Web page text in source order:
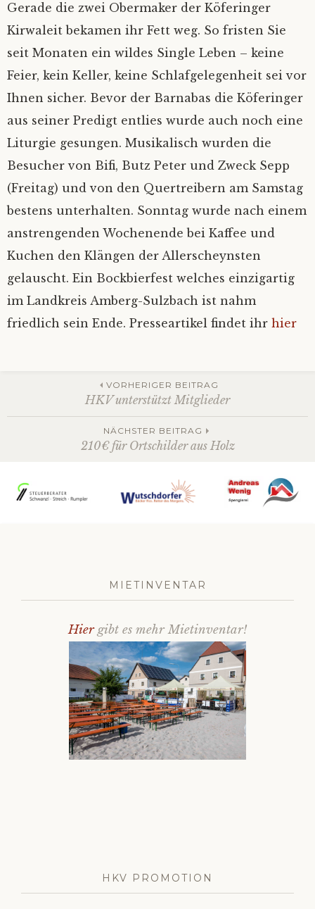
Gerade die zwei Obermaker der Köferinger
Kirwaleit bekamen ihr Fett weg. So fristen Sie
seit Monaten ein wildes Single Leben – keine
Feier, kein Keller, keine Schlafgelegenheit sei vor
Ihnen sicher. Bevor der Barnabas die Köferinger
aus seiner Predigt entlies wurde auch noch eine
Liturgie gesungen. Musikalisch wurden die
Besucher von Bifi, Butz Peter und Zweck Sepp
(Freitag) und von den Quertreibern am Samstag
bestens unterhalten. Sonntag wurde nach einem
anstrengenden Wochenende bei Kaffee und
Kuchen den Klängen der Allerscheynsten
gelauscht. Ein Bockbierfest welches einzigartig
im Landkreis Amberg-Sulzbach ist nahm
friedlich sein Ende. Presseartikel findet ihr hier
Beitrags-
Navigation
VORHERIGER BEITRAG
HKV unterstützt Mitglieder
NÄCHSTER BEITRAG
210€ für Ortschilder aus Holz
MIETINVENTAR
Hiergibt es mehr Mietinventar!
HKV PROMOTION